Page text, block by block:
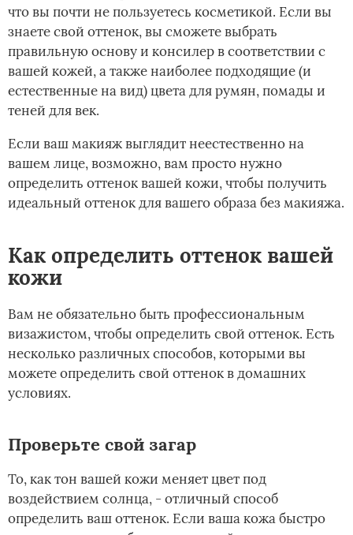
что вы почти не пользуетесь косметикой. Если вы
знаете свой оттенок, вы сможете выбрать
правильную основу и консилер в соответствии с
вашей кожей, а также наиболее подходящие (и
естественные на вид) цвета для румян, помады и
теней для век.
Если ваш макияж выглядит неестественно на
вашем лице, возможно, вам просто нужно
определить оттенок вашей кожи, чтобы получить
идеальный оттенок для вашего образа без макияжа.
Как определить оттенок вашей
кожи
Вам не обязательно быть профессиональным
визажистом, чтобы определить свой оттенок. Есть
несколько различных способов, которыми вы
можете определить свой оттенок в домашних
условиях.
Проверьте свой загар
То, как тон вашей кожи меняет цвет под
воздействием солнца, - отличный способ
определить ваш оттенок. Если ваша кожа быстро